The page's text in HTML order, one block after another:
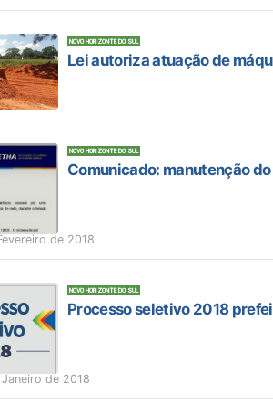
NOVO HORIZONTE DO SUL
Lei autoriza atuação de
NOVO HORIZONTE DO SUL
Comunicado: manutenção
de 2018
NOVO HORIZONTE DO SUL
Processo seletivo 2018
de 2018